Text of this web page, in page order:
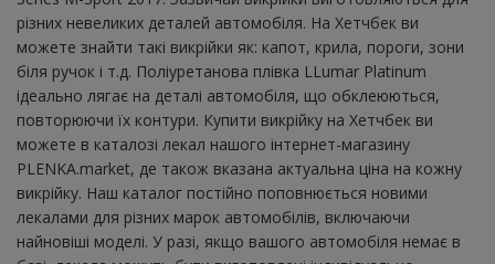
різних невеликих деталей автомобіля. На Хетчбек ви
можете знайти такі викрійки як: капот, крила, пороги, зони
біля ручок і т.д. Поліуретанова плівка LLumar Platinum
ідеально лягає на деталі автомобіля, що обклеюються,
повторюючи їх контури. Купити викрійку на Хетчбек ви
можете в каталозі лекал нашого інтернет-магазину
PLENKA.market, де також вказана актуальна ціна на кожну
викрійку. Наш каталог постійно поповнюється новими
лекалами для різних марок автомобілів, включаючи
найновіші моделі. У разі, якщо вашого автомобіля немає в